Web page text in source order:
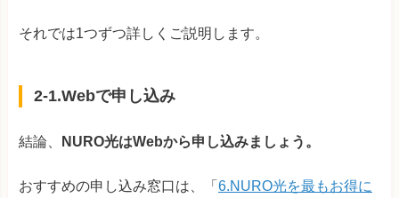
それでは1つずつ詳しくご説明します。
2-1.Webで申し込み
結論、 NURO光はWebから申し込みましょう。
おすすめの申し込み窓口は、「 6.NURO光を最もお得に